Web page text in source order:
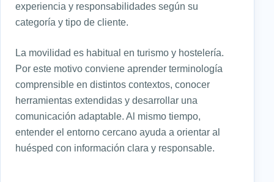
experiencia y responsabilidades según su
categoría y tipo de cliente.
La movilidad es habitual en turismo y hostelería.
Por este motivo conviene aprender terminología
comprensible en distintos contextos, conocer
herramientas extendidas y desarrollar una
comunicación adaptable. Al mismo tiempo,
entender el entorno cercano ayuda a orientar al
huésped con información clara y responsable.